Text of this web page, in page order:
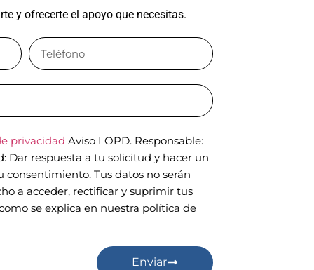
y ofrecerte el apoyo que necesitas.
privacidad Aviso LOPD. Responsable:
Dar respuesta a tu solicitud y hacer un
Tus datos no serán
a acceder, rectificar y suprimir tus
se explica en nuestra política de
Enviar